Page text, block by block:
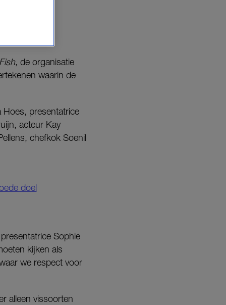
, de organisatie
waarin de
Hoes, presentatrice
acteur Kay
chefkok Soenil
doel
Sophie
kijken als
we respect voor
alleen vissoorten